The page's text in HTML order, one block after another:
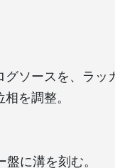
ソースを、ラッ
を調整。
に溝を刻む。